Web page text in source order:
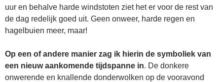
uur en behalve harde windstoten ziet het er voor de rest van
de dag redelijk goed uit. Geen onweer, harde regen en
hagelbuien meer, maar!
Op een of andere manier zag ik hierin de symboliek van
een nieuw aankomende tijdspanne in. De donkere
onwerende en knallende donderwolken op de vooravond